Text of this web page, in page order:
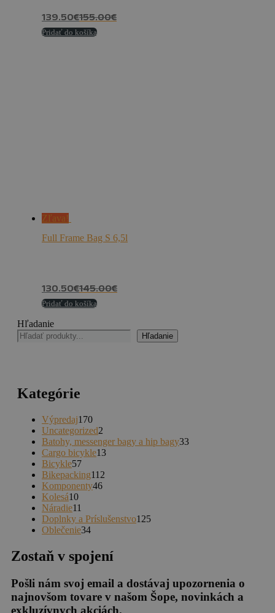
139.50€155.00€
Pridať do košíka
Zľava!
Full Frame Bag S 6,5l
130.50€145.00€
Pridať do košíka
Hľadanie
Hľadanie
Kategórie
Výpredaj170170
produktov
Uncategorized2
produkty
Batohy, messenger bagy a hip bagy3333
Cargo bicykle1313
Bicykle5757
produktov
Bikepacking112
Komponenty4646
Kolesá1010
produktov
Náradie11
produktov
Doplnky a Príslušenstvo125125
Oblečenie3434
Zostaň v spojení
Pošli nám svoj email a dostávaj upozornenia o
najnovšom tovare v našom Šope, novinkách a
exkluzívnych akciách.